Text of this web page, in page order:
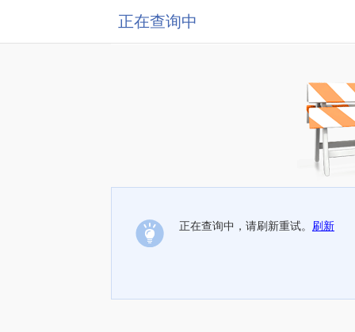
正在查询中
正在查询中，请刷新重试。 刷新